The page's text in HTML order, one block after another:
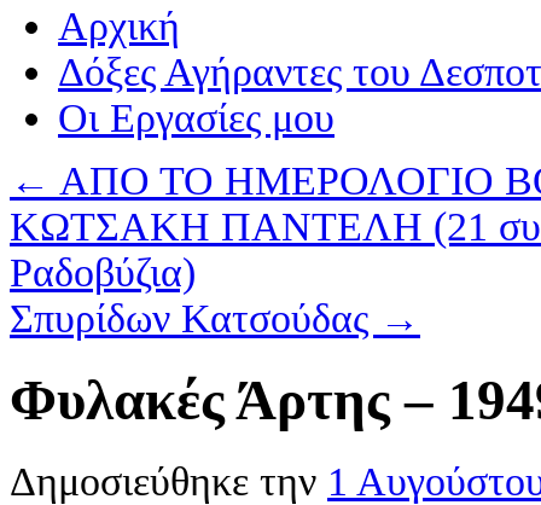
Αρχική
Δόξες Αγήραντες του
Οι Eργασίες μου
← ΑΠΟ ΤΟ ΗΜΕΡΟΛΟΓΙΟ
ΚΩΤΣΑΚΗ ΠΑΝΤΕΛΗ (21
Ραδοβύζια)
Σπυρίδων Κατσούδας →
Φυλακές Άρτης –
Δημοσιεύθηκε την 1